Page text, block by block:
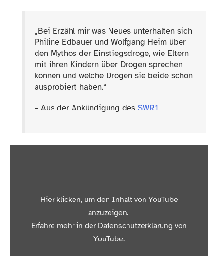
„Bei Erzähl mir was Neues unterhalten sich
Philine Edbauer und Wolfgang Heim über
den Mythos der Einstiegsdroge, wie Eltern
mit ihren Kindern über Drogen sprechen
können und welche Drogen sie beide schon
ausprobiert haben.“
– Aus der Ankündigung des SWR1
Edbauer dafür ein I ERZÄHL MIR WAS NEUES“ von
YouTube anzeigen
Hier klicken, um den Inhalt von YouTube
anzuzeigen.
Erfahre mehr in derDatenschutzerklärung von
YouTube.